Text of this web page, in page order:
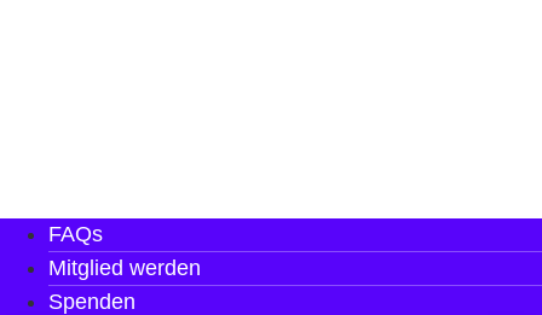
FAQs
Mit­glied werden
Spen­den